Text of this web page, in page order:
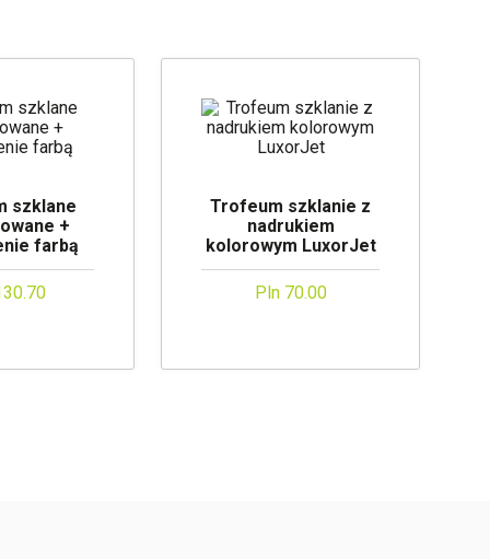
szklane
+
farbą
Trofeum szklanie z
nadrukiem
kolorowym LuxorJet
Pln 70.00